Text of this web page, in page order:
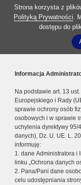
Strona korzysta z
Polityką Prywatności.
dostępu do
Informacja
Na podstawie art. 13
Europejskiego i Rady
sprawie ochrony osób
osobowych i w sprawie
uchylenia dyrektywy 95/
danych), Dz. U. UE. L.
informuję:
1. dane Administratora i
linku „Ochrona danych
2. Pana/Pani dane
celu udostępniania